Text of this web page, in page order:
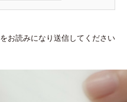
をお読みになり送信してください